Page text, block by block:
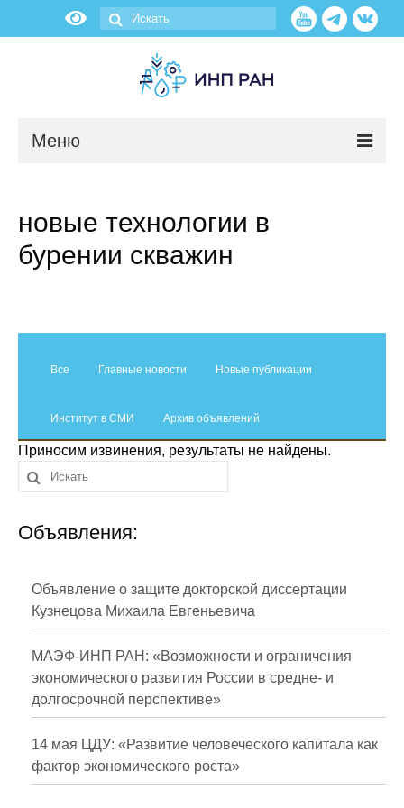
Меню
О нас
Администрация
Отчетность
Противодействие коррупции
Материалы для СМИ
Публикации
Научная жизнь
Проблемы прогнозирования
О журнале
Номера журналов
новые технологии в
бурении скважин
Все Главные новости Новые публикации
Институт в СМИ Архив объявлений
Приносим извинения, результаты не найдены.
Объявления:
Объявление о защите докторской диссертации
Кузнецова Михаила Евгеньевича
МАЭФ-ИНП РАН: «Возможности и ограничения
экономического развития России в средне- и
долгосрочной перспективе»
14 мая ЦДУ: «Развитие человеческого капитала как
фактор экономического роста»